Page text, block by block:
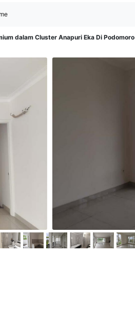
(current)
dalam Cluster Anapuri Eka Di Podomoro